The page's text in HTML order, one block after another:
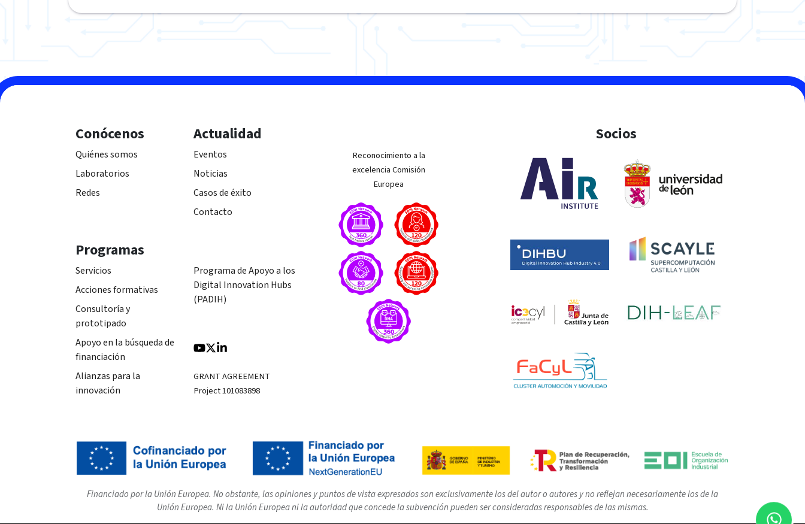
Conócenos
Quiénes somos
Laboratorios
Redes
Actualidad
Eventos
Noticias
Casos de éxito
Contacto
Programas
Servicios
Acciones formativas
Consultoría y
prototipado
Apoyo en la búsqueda de
financiación
Alianzas para la
innovación
Programa de Apoyo a los
Digital Innovation Hubs
(PADIH)
GRANT AGREEMENT
Project 101083898
Reconocimiento a la
excelencia Comisión
Europea
Socios
Financiado por la Unión Europea. No obstante, las opiniones y puntos de vista expresados son exclusivamente los del autor o autores y no reflejan necesariamente los de la
Unión Europea. Ni la Unión Europea ni la autoridad que concede la subvención pueden ser consideradas responsables de las mismas.